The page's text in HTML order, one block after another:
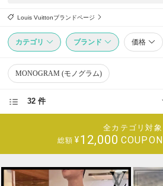
Louis Vuittonブランドページ
カテゴリ ブランド 価格
MONOGRAM (モノグラム)
32 件
全カテゴリ対象
総額 ¥12,000 COUPON